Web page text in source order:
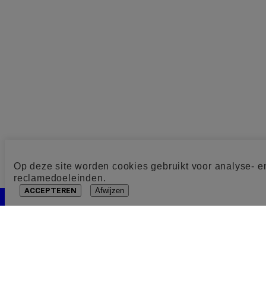
Op deze site worden cookies gebruikt voor analyse-
reclamedoeleinden.
ACCEPTEREN Afwijzen
Cookie toestemming